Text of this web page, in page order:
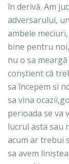
în derivă. Am
adversarului,
ambele
bine pentru
nu o sa
conștient că
sa începem si
sa vina
perioada se va
lucrul asta sau
acum ar trebui
sa avem